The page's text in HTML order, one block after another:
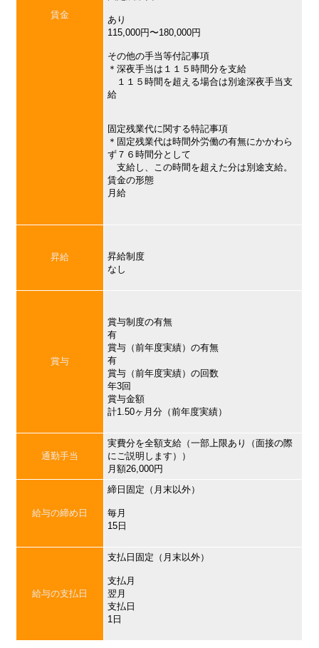
賃金
あり
115,000円〜180,000円
その他の手当等付記事項
＊深夜手当は１１５時間分を支給
１１５時間を超える場合は別途深夜手当支
給
固定残業代に関する特記事項
＊固定残業代は時間外労働の有無にかかわら
ず７６時間分として
支給し、この時間を超えた分は別途支給。
賃金の形態
月給
昇給
昇給制度
なし
賞与
賞与制度の有無
有
賞与（前年度実績）の有無
有
賞与（前年度実績）の回数
年3回
賞与金額
計1.50ヶ月分（前年度実績）
通勤手当
実費分を全額支給（一部上限あり（面接の際
にご説明します））
月額26,000円
給与の締め日
締日固定（月末以外）
毎月
15日
給与の支払日
支払日固定（月末以外）
支払月
翌月
支払日
1日